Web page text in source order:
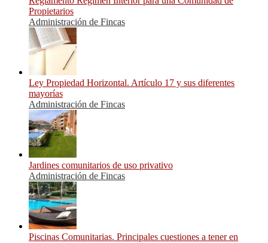
Propietarios
Administración de Fincas
Ley Propiedad Horizontal. Artículo 17 y sus diferentes
mayorías
Administración de Fincas
Jardines comunitarios de uso privativo
Administración de Fincas
Piscinas Comunitarias. Principales cuestiones a tener en